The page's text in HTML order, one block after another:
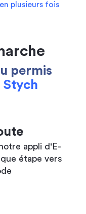
en plusieurs fois
permis
appli d'E-
étape vers